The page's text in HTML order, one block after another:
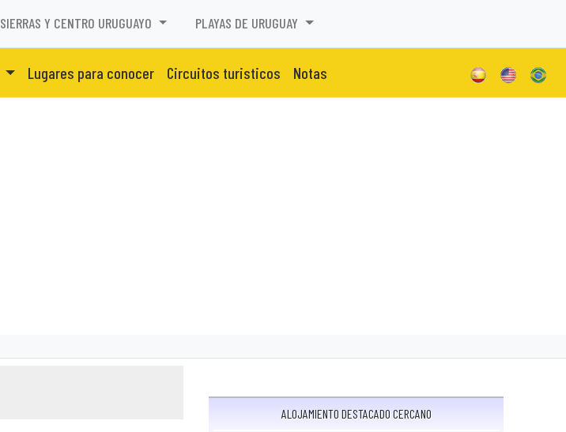
SIERRAS Y CENTRO URUGUAYO PLAYAS DE URUGUAY
Lugares para conocer Circuitos turisticos Notas
ALOJAMIENTO DESTACADO CERCANO